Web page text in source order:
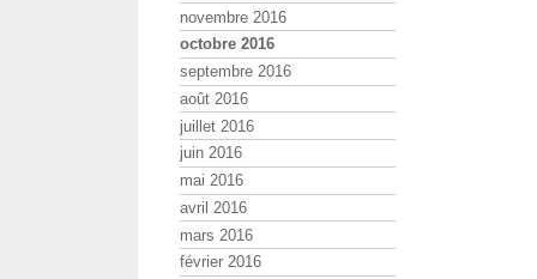
novembre 2016
octobre 2016
septembre 2016
août 2016
juillet 2016
juin 2016
mai 2016
avril 2016
mars 2016
février 2016